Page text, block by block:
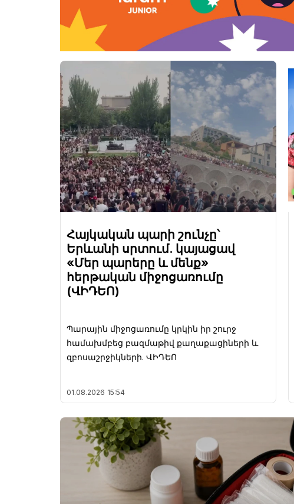
Հայկական պարի շունչը՝
Երևանի սրտում. կայացավ
«Մեր պարերը և մենք»
հերթական միջոցառումը
(ՎԻԴԵՈ)
Պարային միջոցառումը կրկին իր շուրջ
համախմբեց բազմաթիվ քաղաքացիների և
զբոսաշրջիկների. ՎԻԴԵՈ
01.08.2026 15:54